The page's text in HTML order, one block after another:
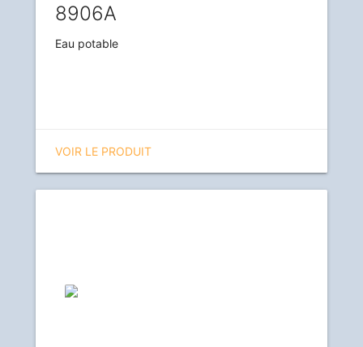
8906A
Eau potable
VOIR LE PRODUIT